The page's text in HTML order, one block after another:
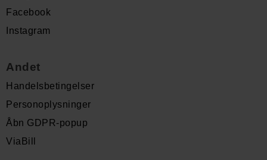
Facebook
Instagram
Andet
Handelsbetingelser
Personoplysninger
Åbn GDPR-popup
ViaBill